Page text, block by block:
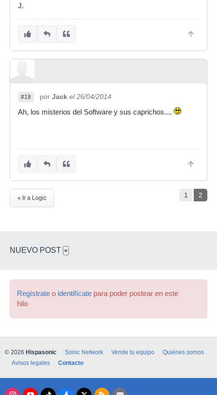
J.
#18 por Jack el 26/04/2014
Ah, los misterios del Software y sus caprichos....
1 2
« Ir a Logic
NUEVO POST ×
Regístrate o identifícate para poder postear en este
hilo
© 2026 Hispasonic Sonic Network Vende tu equipo
Quiénes somos
Avisos legales
Contacto